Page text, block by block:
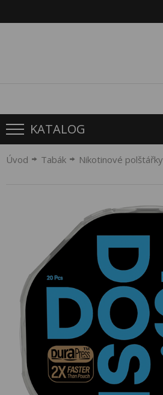
KATALOG
Úvod Tabák Nikotinové polštářky